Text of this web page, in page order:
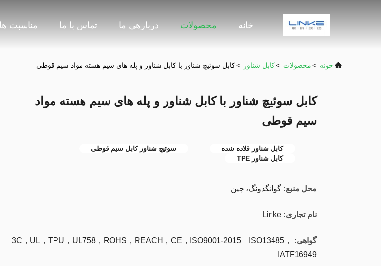
خانه محصولات دربارهی ما تماس با ما مناسبت ها
خونه >محصولات >کابل شناور >کابل سوئیچ شناور با کابل شناور و پله های سیم هسته مواد سیم قوطی
کابل سوئیچ شناور با کابل شناور و پله های سیم هسته مواد
سیم قوطی
کابل شناور قلاده شده
سوئیچ شناور کابل سیم قوطی
کابل شناور TPE
محل منبع: گوانگدونگ، چین
نام تجاری: Linke
گواهی:
3C，UL，TPU，UL758，ROHS，REACH，CE，ISO9001-2015，ISO13485，
IATF16949